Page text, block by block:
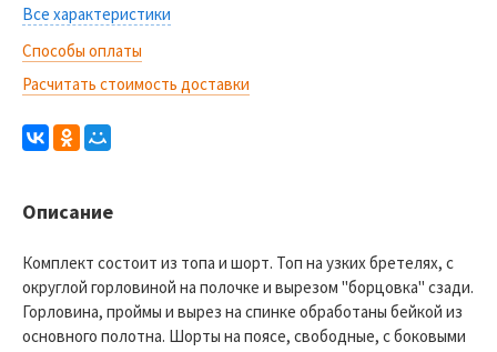
Все характеристики
Способы оплаты
Расчитать стоимость доставки
Описание
Комплект состоит из топа и шорт. Топ на узких бретелях, с
округлой горловиной на полочке и вырезом "борцовка" сзади.
Горловина, проймы и вырез на спинке обработаны бейкой из
основного полотна. Шорты на поясе, свободные, с боковыми